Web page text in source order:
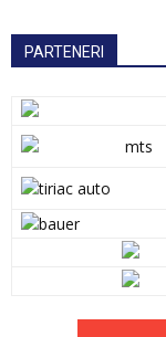
PARTENERI